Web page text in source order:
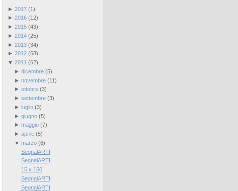
► 2017(1)
► 2016(12)
► 2015(43)
► 2014(25)
► 2013(34)
► 2012(68)
▼ 2011 (62)
► dicembre(5)
► novembre(11)
► ottobre(3)
► settembre(3)
► luglio(3)
► giugno(5)
► maggio(7)
► aprile(5)
▼ marzo(6)
SegnalARTI
SegnalARTI
15 x 150
SegnalARTI
SegnalARTI